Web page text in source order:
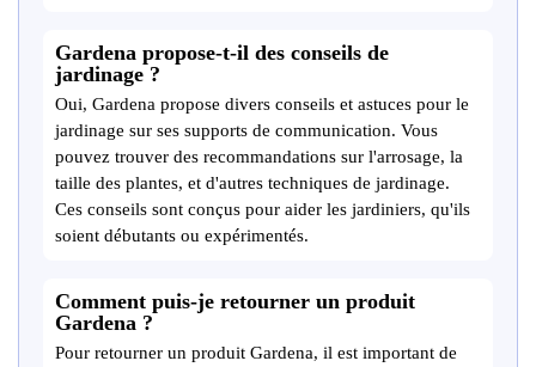
Gardena propose-t-il des conseils de
jardinage ?
Oui, Gardena propose divers conseils et astuces pour le
jardinage sur ses supports de communication. Vous
pouvez trouver des recommandations sur l'arrosage, la
taille des plantes, et d'autres techniques de jardinage.
Ces conseils sont conçus pour aider les jardiniers, qu'ils
soient débutants ou expérimentés.
Comment puis-je retourner un produit
Gardena ?
Pour retourner un produit Gardena, il est important de